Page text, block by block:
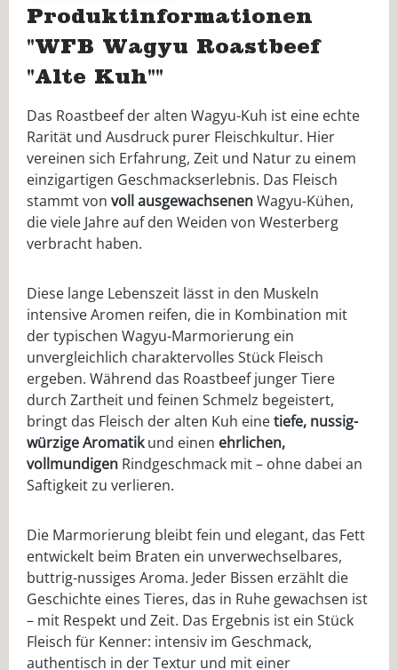
Produktinformationen
"WFB Wagyu Roastbeef
"Alte Kuh""
Das Roastbeef der alten Wagyu-Kuh ist eine echte
Rarität und Ausdruck purer Fleischkultur. Hier
vereinen sich Erfahrung, Zeit und Natur zu einem
einzigartigen Geschmackserlebnis. Das Fleisch
stammt von vollausgewachsenenWagyu-Kühen,
die viele Jahre auf den Weiden von Westerberg
verbracht haben.
Diese lange Lebenszeit lässt in den Muskeln
intensive Aromen reifen, die in Kombination mit
der typischen Wagyu-Marmorierung ein
unvergleichlich charaktervolles Stück Fleisch
ergeben. Während das Roastbeef junger Tiere
durch Zartheit und feinen Schmelz begeistert,
bringt das Fleisch der alten Kuh einetiefe, nussig-
würzige Aromatikund einen ehrlichen,
vollmundigen Rindgeschmack mit – ohne dabei an
Saftigkeit zu verlieren.
Die Marmorierung bleibt fein und elegant, das Fett
entwickelt beim Braten ein unverwechselbares,
buttrig-nussiges Aroma. Jeder Bissen erzählt die
Geschichte eines Tieres, das in Ruhe gewachsen ist
– mit Respekt und Zeit. Das Ergebnis ist ein Stück
Fleisch für Kenner: intensiv im Geschmack,
authentisch in der Textur und mit einer